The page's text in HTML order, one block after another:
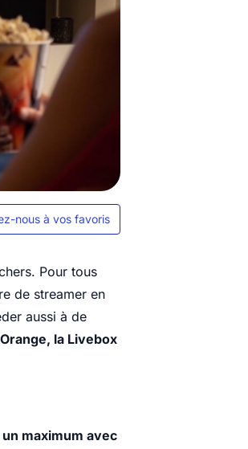
nous à vos favoris
Pour tous
de streamer en
aussi à de
la Livebox
maximum avec